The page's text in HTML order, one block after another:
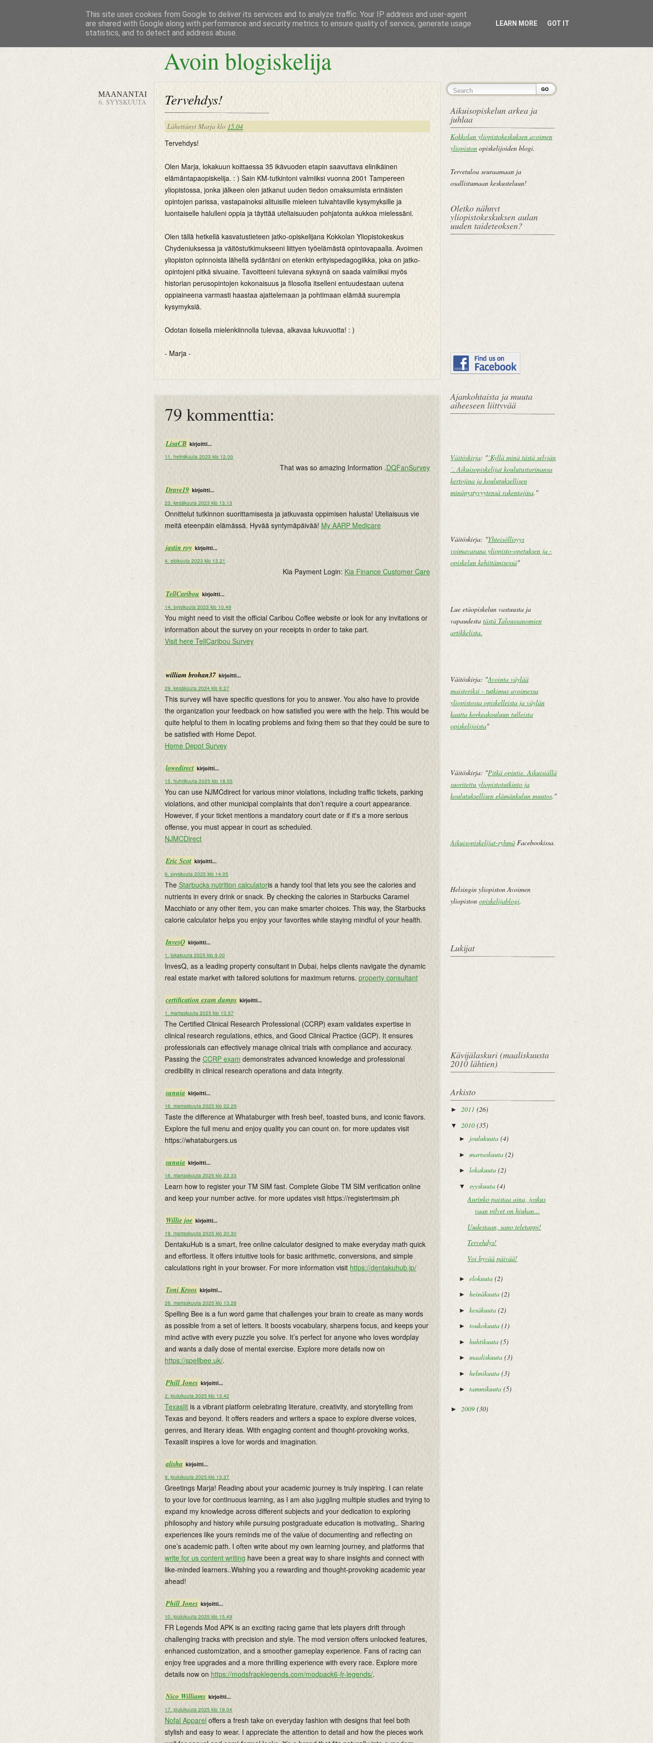
Avoin blogiskelija
MAANANTAI
6. SYYSKUUTA Tervehdys!
Lähettänyt Marja klo 15.04
Tervehdys!
Olen Marja, lokakuun koittaessa 35 ikävuoden etapin saavuttava elinikäinen
elämäntapaopiskelija. : ) Sain KM-tutkintoni valmiiksi vuonna 2001 Tampereen
yliopistossa, jonka jälkeen olen jatkanut uuden tiedon omaksumista erinäisten
opintojen parissa, vastapainoksi alituisille mieleen tulvahtaville kysymyksille ja
luontaiselle halulleni oppia ja täyttää uteliaisuuden pohjatonta aukkoa mielessäni.
Olen tällä hetkellä kasvatustieteen jatko-opiskelijana Kokkolan Yliopistokeskus
Chydeniuksessa ja väitöstutkimukseeni liittyen työelämästä opintovapaalla. Avoimen
yliopiston opinnoista lähellä sydäntäni on etenkin erityispedagogiikka, joka on jatko-
opintojeni pitkä sivuaine. Tavoitteeni tulevana syksynä on saada valmiiksi myös
historian perusopintojen kokonaisuus ja filosofia itselleni entuudestaan uutena
oppiaineena varmasti haastaa ajattelemaan ja pohtimaan elämää suurempia
kysymyksiä.
Odotan iloisella mielenkiinnolla tulevaa, alkavaa lukuvuotta! : )
- Marja -
79 kommenttia:
LisaCB kirjoitti...
11. helmikuuta 2023 klo 12.00
That was so amazing Information .DQFanSurvey
Drave19 kirjoitti...
23. kesäkuuta 2023 klo 13.13
Onnittelut tutkinnon suorittamisesta ja jatkuvasta oppimisen halusta! Uteliaisuus vie
meitä eteenpäin elämässä. Hyvää syntymäpäivää! My AARP Medicare
jastin roy kirjoitti...
4. elokuuta 2023 klo 13.21
Kia Payment Login: Kia Finance Customer Care
TellCaribou kirjoitti...
14. syyskuuta 2023 klo 10.49
You might need to visit the official Caribou Coffee website or look for any invitations or
information about the survey on your receipts in order to take part.
Visit here TellCaribou Survey
william brohan37 kirjoitti...
29. kesäkuuta 2024 klo 8.27
This survey will have specific questions for you to answer. You also have to provide
the organization your feedback on how satisfied you were with the help. This would be
quite helpful to them in locating problems and fixing them so that they could be sure to
be satisfied with Home Depot.
Home Depot Survey
lowedirect kirjoitti...
15. huhtikuuta 2025 klo 18.55
You can use NJMCdirect for various minor violations, including traffic tickets, parking
violations, and other municipal complaints that don’t require a court appearance.
However, if your ticket mentions a mandatory court date or if it's a more serious
offense, you must appear in court as scheduled.
NJMCDirect
Eric Scot kirjoitti...
6. syyskuuta 2025 klo 14.05
The Starbucks nutrition calculatoris a handy tool that lets you see the calories and
nutrients in every drink or snack. By checking the calories in Starbucks Caramel
Macchiato or any other item, you can make smarter choices. This way, the Starbucks
calorie calculator helps you enjoy your favorites while staying mindful of your health.
InvesQ kirjoitti...
1. lokakuuta 2025 klo 9.00
InvesQ, as a leading property consultant in Dubai, helps clients navigate the dynamic
real estate market with tailored solutions for maximum returns. property consultant
certification exam dumps kirjoitti...
1. marraskuuta 2025 klo 13.57
The Certified Clinical Research Professional (CCRP) exam validates expertise in
clinical research regulations, ethics, and Good Clinical Practice (GCP). It ensures
professionals can effectively manage clinical trials with compliance and accuracy.
Passing the CCRP exam demonstrates advanced knowledge and professional
credibility in clinical research operations and data integrity.
sunuia kirjoitti...
16. marraskuuta 2025 klo 22.29
Taste the difference at Whataburger with fresh beef, toasted buns, and iconic flavors.
Explore the full menu and enjoy quality you can count on. for more updates visit
https://whataburgers.us
sunuia kirjoitti...
16. marraskuuta 2025 klo 22.33
Learn how to register your TM SIM fast. Complete Globe TM SIM verification online
and keep your number active. for more updates visit https://registertmsim.ph
Willie joe kirjoitti...
19. marraskuuta 2025 klo 20.30
DentakuHub is a smart, free online calculator designed to make everyday math quick
and effortless. It offers intuitive tools for basic arithmetic, conversions, and simple
calculations right in your browser. For more information visit https://dentakuhub.jp/
Toni Kroos kirjoitti...
26. marraskuuta 2025 klo 13.26
Spelling Bee is a fun word game that challenges your brain to create as many words
as possible from a set of letters. It boosts vocabulary, sharpens focus, and keeps your
mind active with every puzzle you solve. It’s perfect for anyone who loves wordplay
and wants a daily dose of mental exercise. Explore more details now on
https://spellbee.uk/.
Phill Jones kirjoitti...
2. joulukuuta 2025 klo 13.42
Texaslit is a vibrant platform celebrating literature, creativity, and storytelling from
Texas and beyond. It offers readers and writers a space to explore diverse voices,
genres, and literary ideas. With engaging content and thought-provoking works,
Texaslit inspires a love for words and imagination.
alisha kirjoitti...
9. joulukuuta 2025 klo 13.37
Greetings Marja! Reading about your academic journey is truly inspiring. I can relate
to your love for continuous learning, as I am also juggling multiple studies and trying to
expand my knowledge across different subjects and your dedication to exploring
philosophy and history while pursuing postgraduate education is motivating,. Sharing
experiences like yours reminds me of the value of documenting and reflecting on
one’s academic path. I often write about my own learning journey, and platforms that
write for us content writing have been a great way to share insights and connect with
like-minded learners..Wishing you a rewarding and thought-provoking academic year
ahead!
Phill Jones kirjoitti...
10. joulukuuta 2025 klo 15.49
FR Legends Mod APK is an exciting racing game that lets players drift through
challenging tracks with precision and style. The mod version offers unlocked features,
enhanced customization, and a smoother gameplay experience. Fans of racing can
enjoy free upgrades and a more thrilling experience with every race. Explore more
details now on https://modsfrapklegends.com/modpack6-fr-legends/.
Nico Williams kirjoitti...
17. joulukuuta 2025 klo 19.04
Nofal Apparel offers a fresh take on everyday fashion with designs that feel both
stylish and easy to wear. I appreciate the attention to detail and how the pieces work
e
E
Aikuisopiskelun arkea ja
juhlaa
Kokkolan yliopistokeskuksen avoimen
yliopiston opiskelijoiden blogi.
Tervetuloa seuraamaan ja
osallistumaan keskusteluun!
Oletko nähnyt
yliopistokeskuksen aulan
uuden taideteoksen?
Ajankohtaista ja muuta
aiheeseen liittyvää
Väitöskirja: "`Kyllä minä tästä selviän
´. Aikuisopiskelijat koulutustarinansa
kertojina ja koulutuksellisen
minäpystyvyytensä rakentajina."
Väitöskirja: "Yhteisöllisyys
voimavarana yliopisto-opetuksen ja -
opiskelun kehittämisessä"
Lue etäopiskelun vastuusta ja
vapaudesta tästä Taloussanomien
artikkelista.
Väitöskirja: "Avointa väylää
maisteriksi - tutkimus avoimessa
yliopistossa opiskelleista ja väylän
kautta korkeakouluun tulleista
opiskelijoista"
Väitöskirja: "Pitkä opintie. Aikuisiällä
suoritettu yliopistotutkinto ja
koulutuksellisen elämänkulun muutos."
Aikuisopiskelijat-ryhmä Facebookissa.
Helsingin yliopiston Avoimen
yliopiston opiskelijablogi.
Lukijat
Kävijälaskuri (maaliskuusta
2010 lähtien)
Arkisto
► 2011 (26)
▼ 2010 (35)
► joulukuuta (4)
► marraskuuta (2)
► lokakuuta (2)
▼ syyskuuta (4)
Aurinko paistaa aina, joskus
vaan pilvet on hiukan...
Uudestaan, sano teletappi!
Tervehdys!
Voi hyvää päivää!
► elokuuta (2)
► heinäkuuta (2)
► kesäkuuta (2)
► toukokuuta (1)
► huhtikuuta (5)
► maaliskuuta (3)
► helmikuuta (3)
► tammikuuta (5)
► 2009 (30)
This site uses cookies from Google to deliver its services and to analyze traffic. Your IP address and user-agent
are shared with Google along with performance and security metrics to ensure quality of service, generate usage
statistics, and to detect and address abuse.
LEARN MORE GOT IT